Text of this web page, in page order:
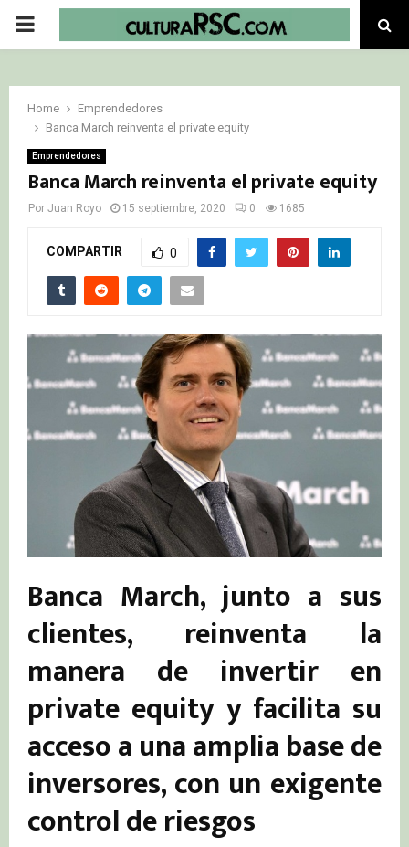
PRIMARY
Home
Emprendedores
Banca March reinventa el private equity
Emprendedores
Banca March reinventa el private equity
Por Juan Royo 15 septiembre, 2020 0 1685
COMPARTIR 0
Banca March, junto a sus
clientes, reinventa la
manera de invertir en
private equity y facilita su
acceso a una amplia base de
inversores, con un exigente
control de riesgos